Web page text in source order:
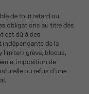
de tout retard ou
obligations au titre des
est dû à des
indépendants de la
limiter : grève, blocus,
imposition de
ou refus d’une